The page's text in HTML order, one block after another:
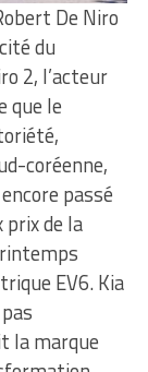
De Niro
du
2, l’acteur
que le
coréenne,
passé
de la
EV6. Kia
la marque